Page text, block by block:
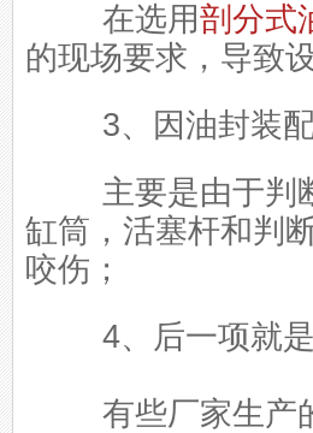
在选用剖分式
的现场要求，导致
3、因油封装配
主要是由于判断
缸筒，活塞杆和判
咬伤；
4、后一项就是
有些厂家生产的